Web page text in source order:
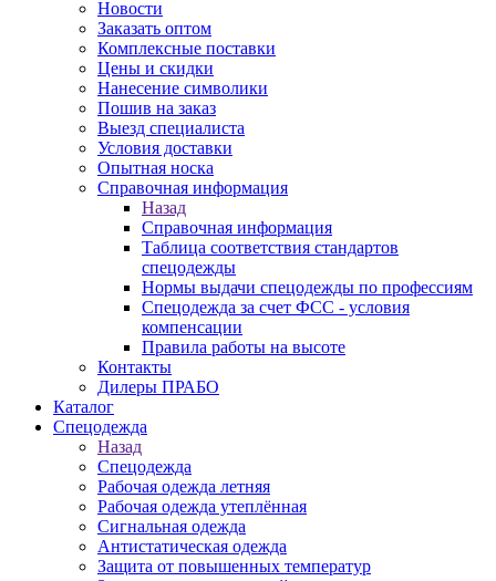
Новости
Заказать оптом
Комплексные поставки
Цены и скидки
Нанесение символики
Пошив на заказ
Выезд специалиста
Условия доставки
Опытная носка
Справочная информация
Назад
Справочная информация
Таблица соответствия стандартов
спецодежды
Нормы выдачи спецодежды по профессиям
Спецодежда за счет ФСС - условия
компенсации
Правила работы на высоте
Контакты
Дилеры ПРАБО
Каталог
Спецодежда
Назад
Спецодежда
Рабочая одежда летняя
Рабочая одежда утеплённая
Сигнальная одежда
Антистатическая одежда
Защита от повышенных температур